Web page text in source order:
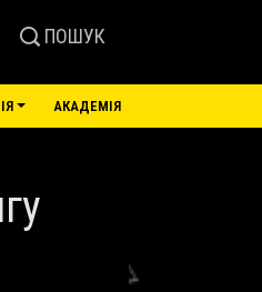
ПОШУК
АКАДЕМІЯ